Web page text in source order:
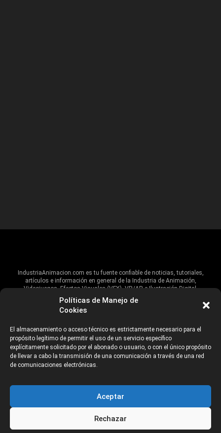
Políticas de Manejo de
Cookies
El almacenamiento o acceso técnico es estrictamente necesario para el
propósito legítimo de permitir el uso de un servicio específico
explícitamente solicitado por el abonado o usuario, o con el único propósito
de llevar a cabo la transmisión de una comunicación a través de una red
de comunicaciones electrónicas.
Aceptar
Rechazar
IndustriaAnimacion.com es tu fuente confiable de noticias, tutoriales,
artículos e información en general de la Industria de Animación,
Videojuegos, Efectos Visuales (VFX), VR/AR e Ilustración Digital.
Hablamos de estas industrias y su alcance global, pero damos un énfasis
especial al talento, estudios, escuelas, eventos y organizaciones que
ANUNCIANTES AVISO DE PRIVACIDAD
©2026 Industria Networks